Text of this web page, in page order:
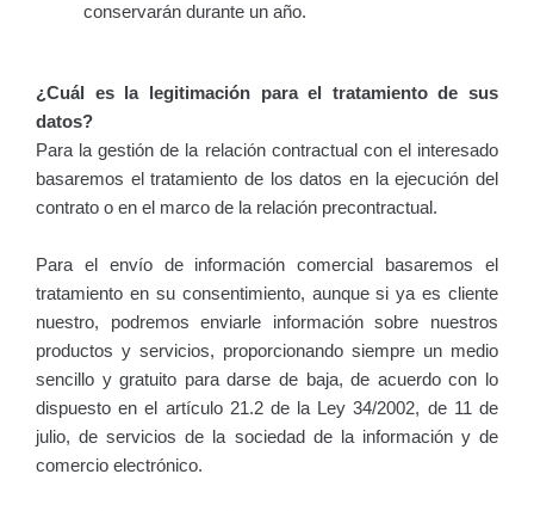
conservarán durante un año.
¿Cuál es la legitimación para el tratamiento de sus
datos?
Para la gestión de la relación contractual con el interesado
basaremos el tratamiento de los datos en la ejecución del
contrato o en el marco de la relación precontractual.
Para el envío de información comercial basaremos el
tratamiento en su consentimiento, aunque si ya es cliente
nuestro, podremos enviarle información sobre nuestros
productos y servicios, proporcionando siempre un medio
sencillo y gratuito para darse de baja, de acuerdo con lo
dispuesto en el artículo 21.2 de la Ley 34/2002, de 11 de
julio, de servicios de la sociedad de la información y de
comercio electrónico.